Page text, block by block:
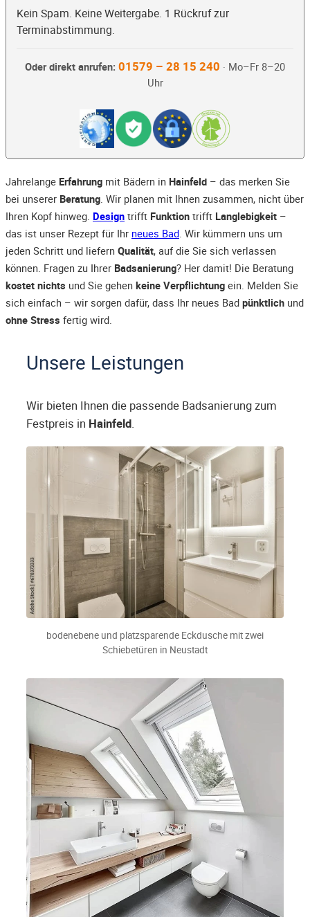
Kein Spam. Keine Weitergabe. 1 Rückruf zur
Terminabstimmung.
Oder direkt anrufen: 01579 – 28 15 240 · Mo–Fr 8–20
Uhr
Jahrelange Erfahrung mit Bädern in Hainfeld – das merken Sie
bei unserer Beratung. Wir planen mit Ihnen zusammen, nicht über
Ihren Kopf hinweg. Design trifft Funktion trifft Langlebigkeit –
das ist unser Rezept für Ihr neues Bad. Wir kümmern uns um
jeden Schritt und liefern Qualität, auf die Sie sich verlassen
können. Fragen zu Ihrer Badsanierung? Her damit! Die Beratung
kostet nichts und Sie gehen keine Verpflichtung ein. Melden Sie
sich einfach – wir sorgen dafür, dass Ihr neues Bad pünktlich und
ohne Stress fertig wird.
Unsere Leistungen
Wir bieten Ihnen die passende Badsanierung zum
Festpreis in Hainfeld.
bodenebene und platzsparende Eckdusche mit zwei
Schiebetüren in Neustadt